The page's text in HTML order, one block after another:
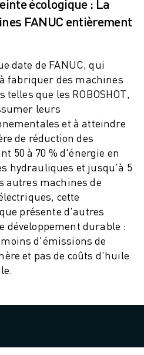
PAR INJECTION ÉLECTRIQUES
PAR FIL
À FIL
POUR AMÉLIORER
"
écologique : La
FANUC entièrement
date de FANUC, qui
fabriquer des machines
que les ROBOSHOT,
leurs
et à atteindre
de réduction des
50 à 70 % d'énergie en
hydrauliques et jusqu'à 5
autres machines de
cette
présente d'autres
développement durable :
d'émissions de
et pas de coûts d'huile